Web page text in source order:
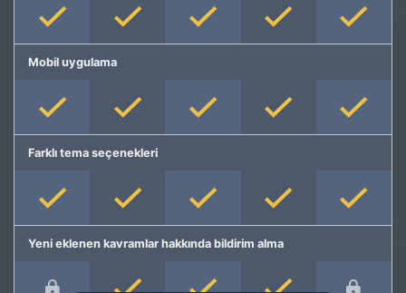
Mobil uygulama
Farklı tema seçenekleri
Yeni eklenen kavramlar hakkında bildirim alma